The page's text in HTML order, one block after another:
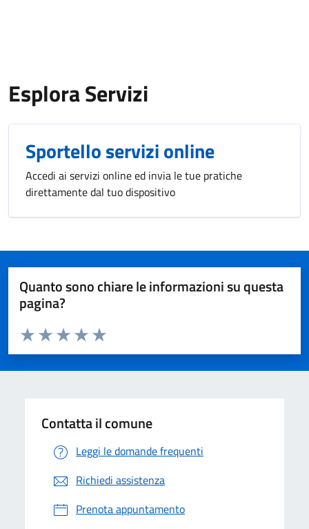
Esplora Servizi
Sportello servizi online
Accedi ai servizi online ed invia le tue pratiche
direttamente dal tuo dispositivo
Quanto sono chiare le informazioni su questa
pagina?
Valuta da 1 a 5 stelle la pagina
Valuta 5 stelle su 5
Valuta 4 stelle su 5
Valuta 3 stelle su 5
Valuta 2 stelle su 5
Valuta 1 stelle su 5
Contatta il comune
Leggi le domande frequenti
Richiedi assistenza
Prenota appuntamento